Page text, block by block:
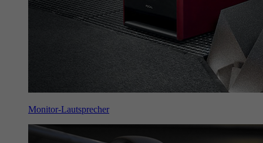
Monitor-Lautsprecher